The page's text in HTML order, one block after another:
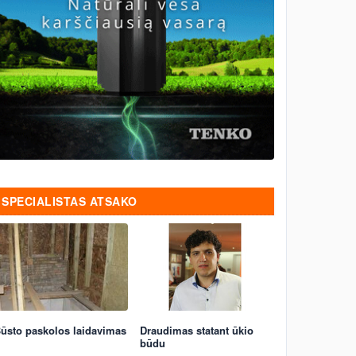
SPECIALISTAS ATSAKO
paskolos laidavimas
Draudimas statant ūkio
būdu